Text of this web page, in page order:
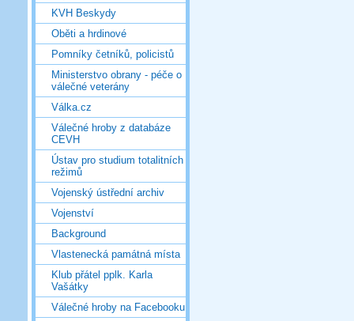
KVH Beskydy
Oběti a hrdinové
Pomníky četníků, policistů
Ministerstvo obrany - péče o
válečné veterány
Válka.cz
Válečné hroby z databáze
CEVH
Ústav pro studium totalitních
režimů
Vojenský ústřední archiv
Vojenství
Background
Vlastenecká památná místa
Klub přátel pplk. Karla
Vašátky
Válečné hroby na Facebooku